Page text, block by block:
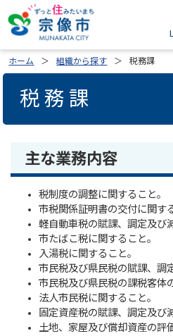
ホーム 組織から探す 税務課
税務課
主な業務内容
税制度の調整に関すること。
市税関係証明書の交付に関す
軽自動車税の賦課、調定及び
市たばこ税に関すること。
入湯税に関すること。
市民税及び県民税の賦課、調
市民税及び県民税の課税客体
法人市民税に関すること。
固定資産税の賦課、調定及び
土地、家屋及び償却資産の評